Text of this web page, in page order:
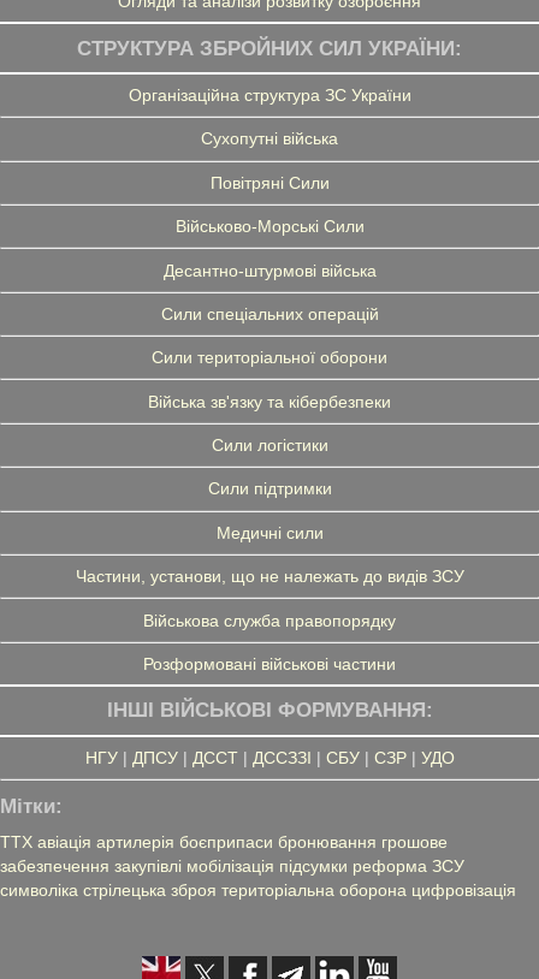
СТРУКТУРА ЗБРОЙНИХ СИЛ УКРАЇНИ:
Організаційна структура ЗС України
Сухопутні війська
Повітряні Сили
Військово-Морські Сили
Десантно-штурмові війська
Сили спеціальних операцій
Сили територіальної оборони
Війська зв'язку та кібербезпеки
Сили логістики
Сили підтримки
Медичні сили
Частини, установи, що не належать до видів ЗСУ
Військова служба правопорядку
Розформовані військові частини
ІНШІ ВІЙСЬКОВІ ФОРМУВАННЯ:
НГУ| ДПСУ| ДССТ| ДССЗЗІ | СБУ| СЗР| УДО
Мітки:
ТТХ авіація артилерія боєприпаси бронювання грошове
забезпечення закупівлі мобілізація підсумки реформа ЗСУ
символіка стрілецька зброя територіальна оборона цифровізація